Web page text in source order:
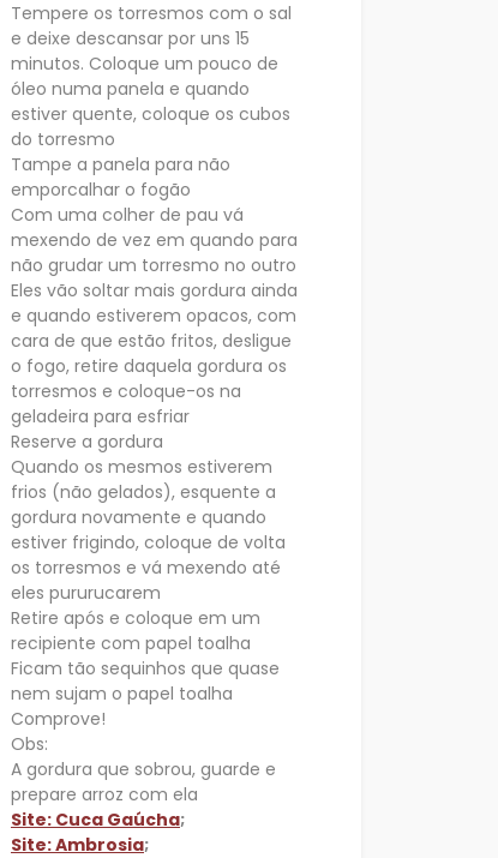
Tempere os torresmos com o sal
e deixe descansar por uns 15
minutos. Coloque um pouco de
óleo numa panela e quando
estiver quente, coloque os cubos
do torresmo
Tampe a panela para não
emporcalhar o fogão
Com uma colher de pau vá
mexendo de vez em quando para
não grudar um torresmo no outro
Eles vão soltar mais gordura ainda
e quando estiverem opacos, com
cara de que estão fritos, desligue
o fogo, retire daquela gordura os
torresmos e coloque-os na
geladeira para esfriar
Reserve a gordura
Quando os mesmos estiverem
frios (não gelados), esquente a
gordura novamente e quando
estiver frigindo, coloque de volta
os torresmos e vá mexendo até
eles pururucarem
Retire após e coloque em um
recipiente com papel toalha
Ficam tão sequinhos que quase
nem sujam o papel toalha
Comprove!
Obs:
A gordura que sobrou, guarde e
prepare arroz com ela
Site: Cuca Gaúcha;
Site: Ambrosia;